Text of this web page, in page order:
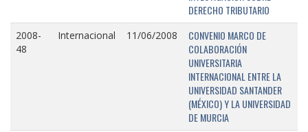
DERECHO TRIBUTARIO
2008-
48
Internacional 11/06/2008
CONVENIO MARCO DE
COLABORACIÓN
UNIVERSITARIA
INTERNACIONAL ENTRE LA
UNIVERSIDAD SANTANDER
(MÉXICO) Y LA UNIVERSIDAD
DE MURCIA